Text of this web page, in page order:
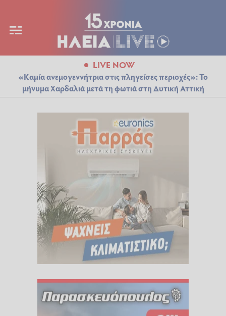
LIVE NOW
«Καμία ανεμογεννήτρια στις πληγείσες περιοχές»: Το
μήνυμα Χαρδαλιά μετά τη φωτιά στη Δυτική Αττική